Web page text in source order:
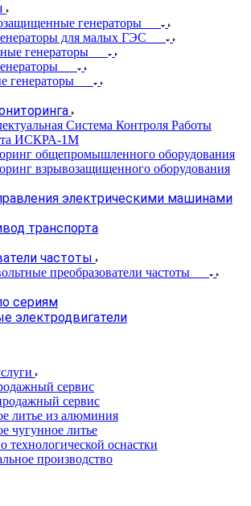
генераторы
для малых ГЭС
генераторы
генераторы
Система Контроля Работы
ИСКРА-1М
общепромышленного оборудования
взрывозащищенного оборудования
электрическими машинами
транспорта
частоты
преобразователи частоты
сериям
электродвигатели
сервис
сервис
литье из алюминия
чугунное литье
технологической оснастки
производство